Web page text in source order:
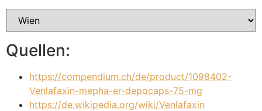
Quellen:
https://compendium.ch/de/product/1098402-
Venlafaxin-mepha-er-depocaps-75-mg
https://de.wikipedia.org/wiki/Venlafaxin